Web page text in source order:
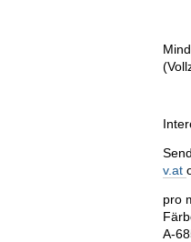
v.at
pro
A-